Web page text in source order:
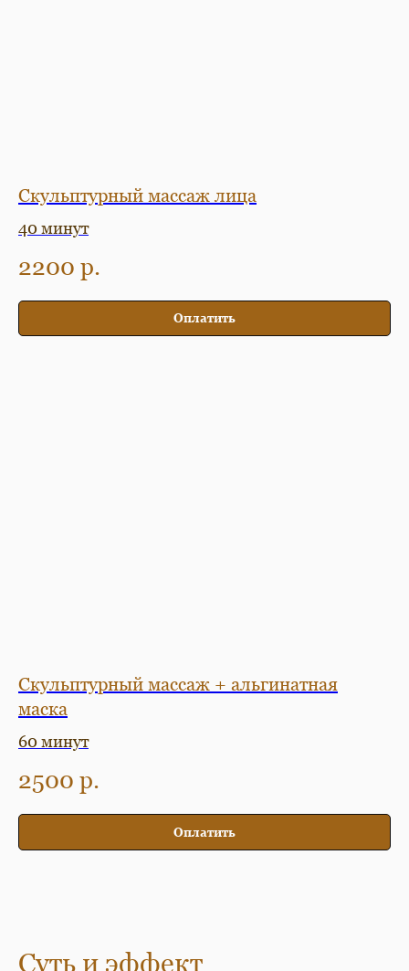
Скульптурный массаж лица
40 минут
2200 р.
Оплатить
Скульптурный массаж + альгинатная
маска
60 минут
2500 р.
Оплатить
Суть и эффект